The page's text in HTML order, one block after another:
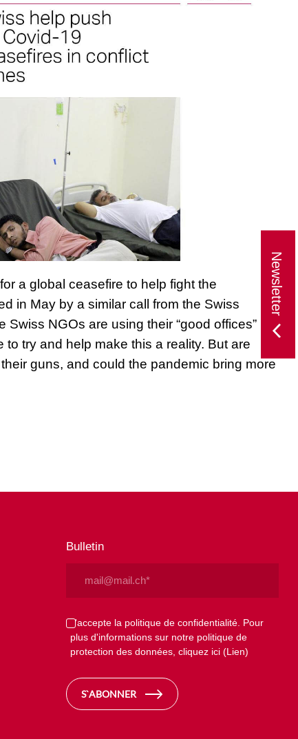
a global ceasefire to help fight the
in May by a similar call from the Swiss
Swiss NGOs are using their “good offices”
try and help make this a reality. But are
guns, and could the pandemic bring more
Bulletin
Privacy
(Nécessaire)
J'accepte la politique de confidentialité. Pour
plus d'informations sur notre politique de
protection des données, cliquez ici (Lien)
S`ABONNER
Newsletter